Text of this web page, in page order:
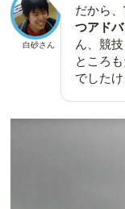
白砂さん
だから、
つアド
ん、競
ところ
でしたけ